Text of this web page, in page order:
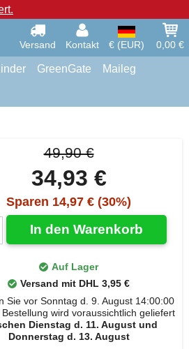
Versand Kontakt € (EUR) 0,00 €
GreenGate Maileg
49,90 €
34,93 €
Sparen 14,97 € (30%)
In den Warenkorb
Auf Lager
Versand mit DHL 3,95 €
Sie vor Sonntag d. 9. August 14:00:00
wird voraussichtlich geliefert
Dienstag d. 11. August und
Donnerstag d. 13. August